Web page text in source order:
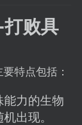
SodaMC
败具
特点包括：
力的生物
出现。